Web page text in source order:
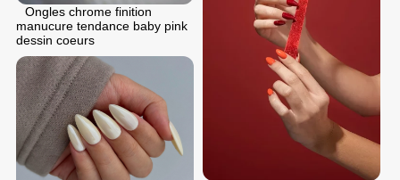
Ongles chrome finition
manucure tendance baby pink
dessin coeurs